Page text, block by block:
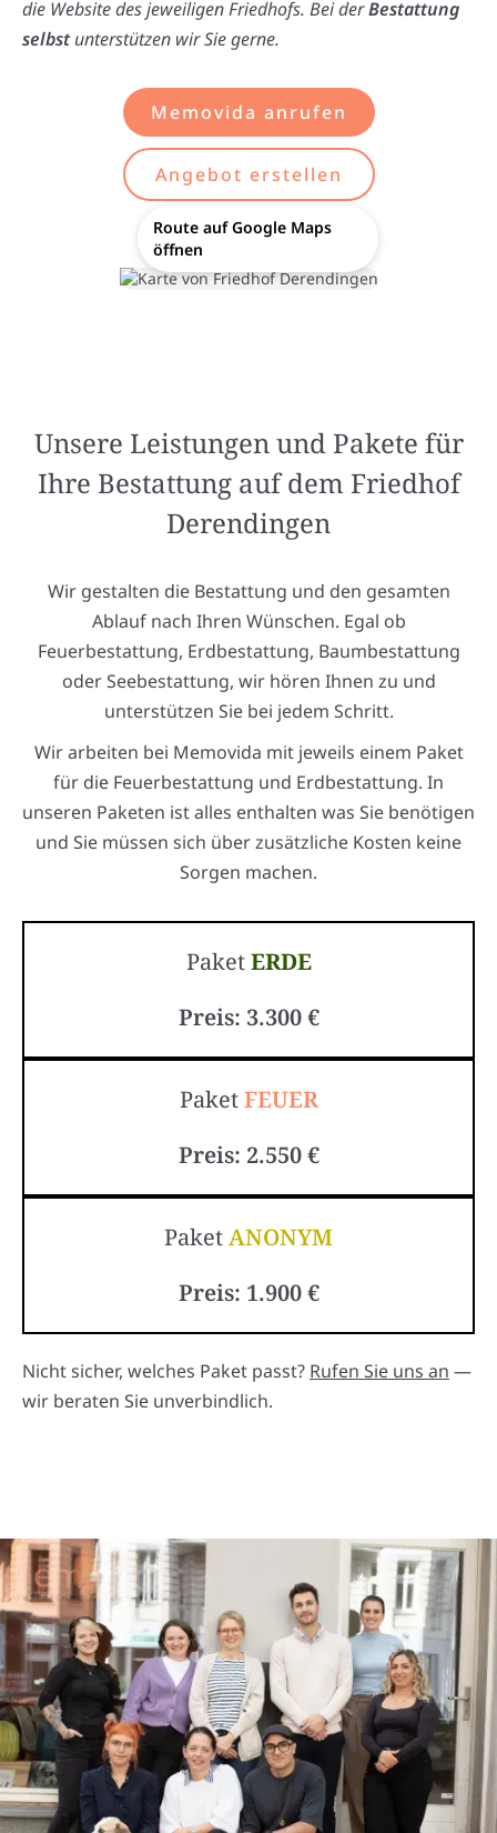
die Website des jeweiligen Friedhofs. Bei derBestattung
selbstunterstützen wir Sie gerne.
Memovida anrufen
Angebot erstellen
Route auf Google Maps
öffnen
Unsere Leistungen und Pakete für
Ihre Bestattung auf dem Friedhof
Derendingen
Wir gestalten die Bestattung und den gesamten
Ablauf nach Ihren Wünschen. Egal ob
Feuerbestattung, Erdbestattung, Baumbestattung
oder Seebestattung, wir hören Ihnen zu und
unterstützen Sie bei jedem Schritt.
Wir arbeiten bei Memovida mit jeweils einem Paket
für die Feuerbestattung und Erdbestattung. In
unseren Paketen ist alles enthalten was Sie benötigen
und Sie müssen sich über zusätzliche Kosten keine
Sorgen machen.
PaketERDE
Preis: 3.300 €
PaketFEUER
Preis: 2.550 €
PaketANONYM
Preis: 1.900 €
Nicht sicher, welches Paket passt? Rufen Sie uns an —
wir beraten Sie unverbindlich.